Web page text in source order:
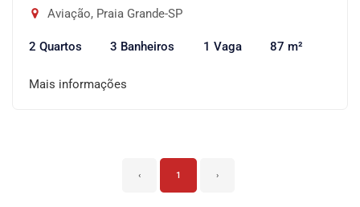
Aviação, Praia Grande-SP
2 Quartos 3 Banheiros 1 Vaga 87 m²
Mais informações
‹ 1 ›